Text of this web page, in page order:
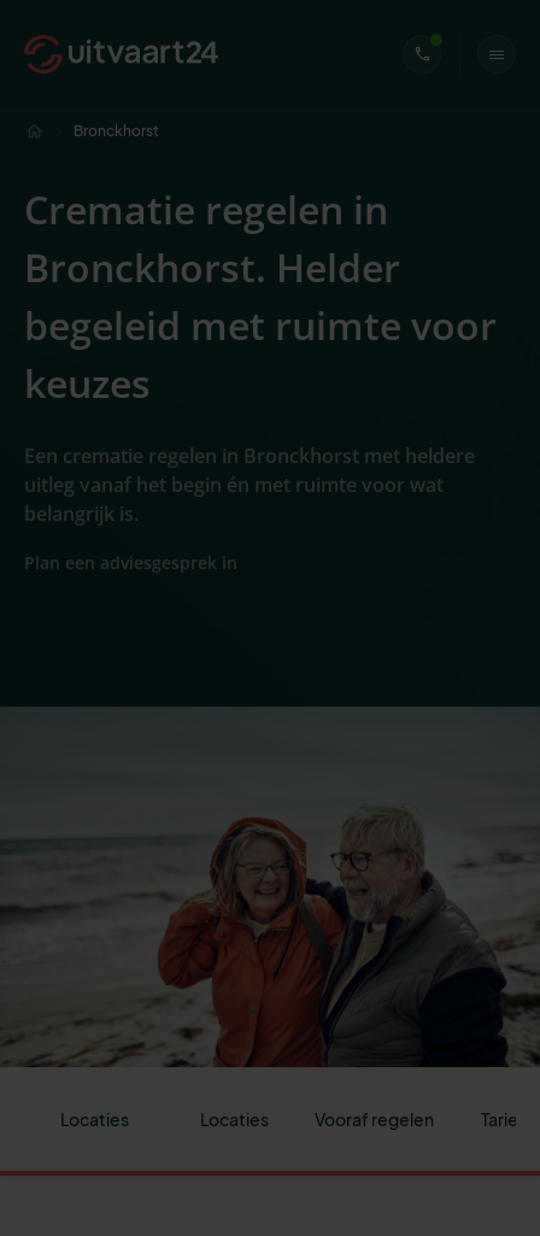
Bronckhorst
Crematie regelen in
Bronckhorst. Helder
begeleid met ruimte voor
keuzes
Een crematie regelen in Bronckhorst met heldere
uitleg vanaf het begin én met ruimte voor wat
belangrijk is.
Plan een adviesgesprek in
Locaties Locaties Vooraf regelen